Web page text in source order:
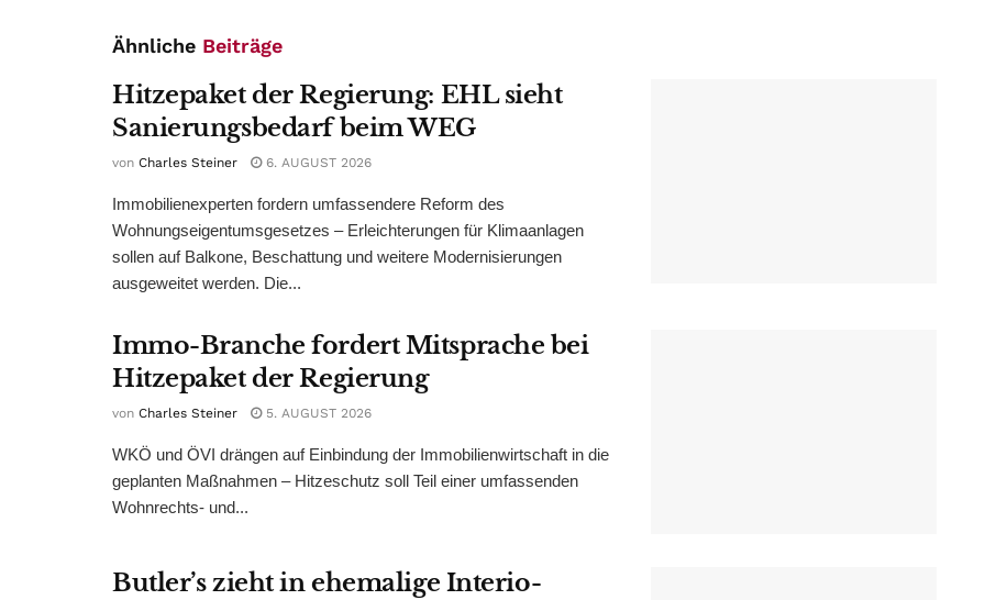
Ähnliche Beiträge
Hitzepaket der Regierung: EHL sieht
Sanierungsbedarf beim WEG
von Charles Steiner 6. AUGUST 2026
Immobilienexperten fordern umfassendere Reform des
Wohnungseigentumsgesetzes – Erleichterungen für Klimaanlagen
sollen auf Balkone, Beschattung und weitere Modernisierungen
ausgeweitet werden. Die...
Immo-Branche fordert Mitsprache bei
Hitzepaket der Regierung
von Charles Steiner 5. AUGUST 2026
WKÖ und ÖVI drängen auf Einbindung der Immobilienwirtschaft in die
geplanten Maßnahmen – Hitzeschutz soll Teil einer umfassenden
Wohnrechts- und...
Butler’s zieht in ehemalige Interio-